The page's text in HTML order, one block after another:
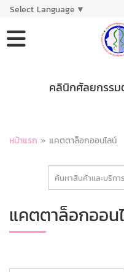
Select Language ▼
คลินิกศัลยกรร
หน้าแรก » แคตตาล็อกออนไลน์
แคตตาล็อกออน